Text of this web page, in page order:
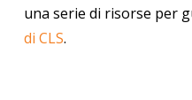
una serie di risorse per
di CLS.